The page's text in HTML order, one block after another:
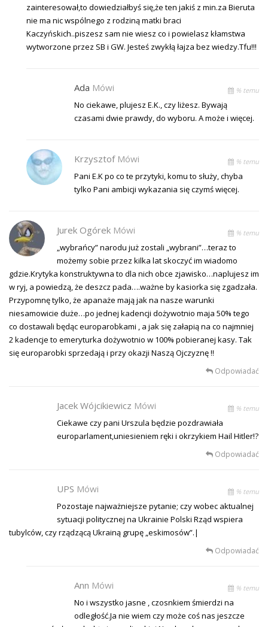
zainteresował,to dowiedziałbyś się,że ten jakiś z min.za Bieruta
nie ma nic wspólnego z rodziną matki braci
Kaczyńskich..piszesz sam nie wiesz co i powielasz kłamstwa
wytworzone przez SB i GW. Jesteś zwykłą łajza bez wiedzy.Tfu!!!
Ada Mówi % temu
No ciekawe, plujesz E.K., czy liżesz. Bywają
czasami dwie prawdy, do wyboru. A może i więcej.
Krzysztof Mówi % temu
Pani E.K po co te przytyki, komu to służy, chyba
tylko Pani ambicji wykazania się czymś więcej.
Jurek Ogórek Mówi % temu
„wybrańcy” narodu już zostali „wybrani”…teraz to
możemy sobie przez kilka lat skoczyć im wiadomo
gdzie.Krytyka konstruktywna to dla nich obce zjawisko…naplujesz im
w ryj, a powiedzą, że deszcz pada….ważne by kasiorka się zgadzała.
Przypomnę tylko, że apanaże mają jak na nasze warunki
niesamowicie duże…po jednej kadencji dożywotnio maja 50% tego
co dostawali będąc europarobkami , a jak się załapią na co najmniej
2 kadencje to emeryturka dożywotnio w 100% pobieranej kasy. Tak
się europarobki sprzedają i przy okazji Naszą Ojczyznę !!
Odpowiadać
Jacek Wójcikiewicz Mówi % temu
Ciekawe czy pani Urszula będzie pozdrawiała
europarlament,uniesieniem ręki i okrzykiem Hail Hitler!?
Odpowiadać
UPS Mówi % temu
Pozostaje najważniejsze pytanie; czy wobec aktualnej
sytuacji politycznej na Ukrainie Polski Rząd wspiera
tubylców, czy rządzącą Ukrainą grupę „eskimosów”.|
Odpowiadać
Ann Mówi % temu
No i wszystko jasne , czosnkiem śmierdzi na
odległość.Ja nie wiem czy może coś nas jeszcze